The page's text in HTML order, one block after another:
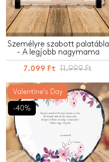
Személyre szabott palatábla
- A legjobb nagymama
7.099 Ft 11.999 Ft
Valentine's Day
-40%